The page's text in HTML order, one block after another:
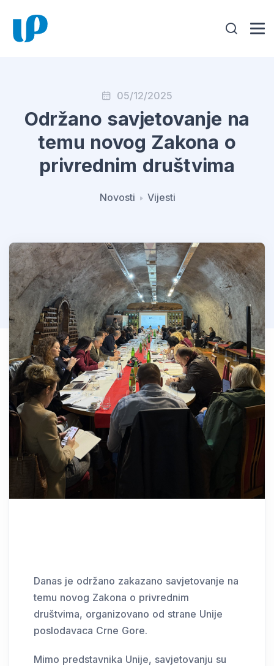
05/12/2025
Održano savjetovanje na
temu novog Zakona o
privrednim društvima
Novosti Vijesti
Danas je održano zakazano savjetovanje na
temu novog Zakona o privrednim
društvima, organizovano od strane Unije
poslodavaca Crne Gore.
Mimo predstavnika Unije, savjetovanju su